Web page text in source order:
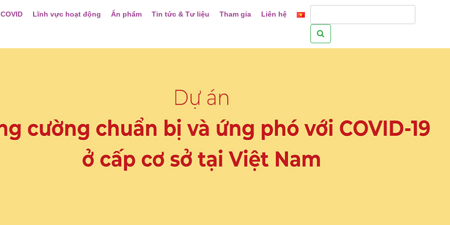
Lĩnh vực hoạt động Ấn phẩm Tin tức & Tư liệu Tham gia Liên hệ